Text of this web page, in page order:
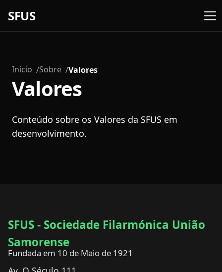
SFUS
Início Sobre Valores
Valores
Conteúdo sobre os Valores da SFUS em
desenvolvimento.
SFUS - Sociedade Filarmónica União
Samorense
Fundada em 10 de Maio de 1921